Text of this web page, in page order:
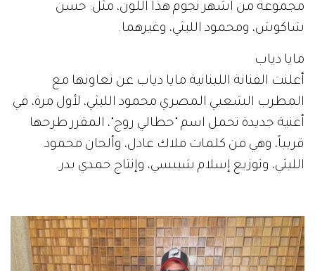
مجموعة من أشهر نجوم هذا اللون، مثل: حسن
شاكوش، ومحمود الليثي، وغيرهما.
مايا دياب
أعلنت الفنانة اللبنانية مايا دياب عن تعاونها مع
المطرب الشعبي المصري محمود الليثي، لأول مرة، في
أغنية جديدة تحمل اسم "حطالي روج"، المقرر طرحها
قريباً، وهي من كلمات ملاك عادل، وألحان محمود
الليثي، وتوزيع إسلام شيبسي، وإنتاج حمدي بدر.